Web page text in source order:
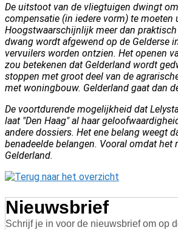
De uitstoot van de vliegtuigen dwingt
compensatie (in iedere vorm) te moeten
Hoogstwaarschijnlijk meer dan
dwang wordt afgewend op de Gelderse
vervuilers worden ontzien. Het openen
zou betekenen dat Gelderland wordt
stoppen met groot deel van de
met woningbouw. Gelderland gaat dan
De voortdurende mogelijkheid dat
laat "Den Haag" al haar
andere dossiers. Het ene belang weegt
benadeelde belangen. Vooral omdat het
Gelderland.
Nieuwsbrief
Schrijf je in voor de nieuwsbrief om op